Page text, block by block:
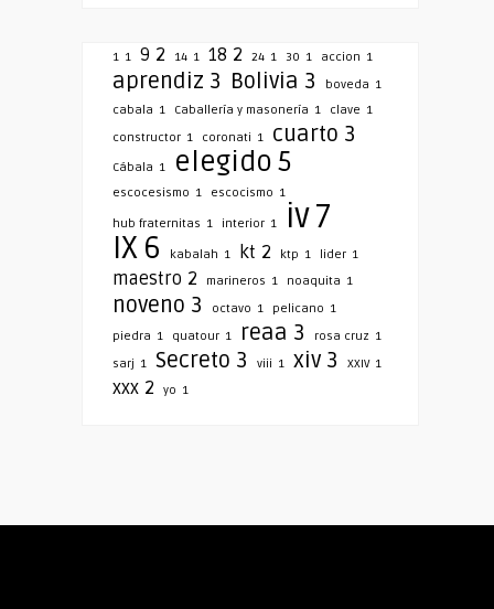
1 1 9 2 14 1 18 2 24 1 30 1 accion 1
aprendiz 3 Bolivia 3 boveda 1
cabala 1 Caballería y masonería 1 clave 1
constructor 1 coronati 1 cuarto 3
Cábala 1 elegido5
escocesismo 1 escocismo 1
hub fraternitas 1 interior 1 iv7
IX 6 kabalah 1 kt 2 ktp 1 lider 1
maestro 2 marineros 1 noaquita 1
noveno 3 octavo 1 pelicano 1
piedra 1 quatour 1 reaa 3 rosa cruz 1
sarj 1 Secreto 3 viii 1 xiv 3 XXIV 1
xxx 2 yo 1